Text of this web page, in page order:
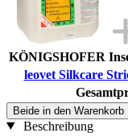
KÖNIGSHOFER
leovet Silkcare
Beide in den Warenkorb
Beschreibung